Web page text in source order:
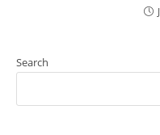
Search